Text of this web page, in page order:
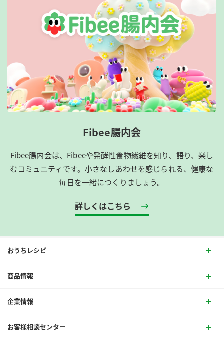
Fibee腸内会
Fibee腸内会は、​Fibeeや発酵性食物繊維を知り、語り、楽し
むコミュニティです。​小さなしあわせを感じられる、健康な
毎日を一緒につくりましょう。
詳しくはこちら
おうちレシピ
商品情報
企業情報
お客様相談センター